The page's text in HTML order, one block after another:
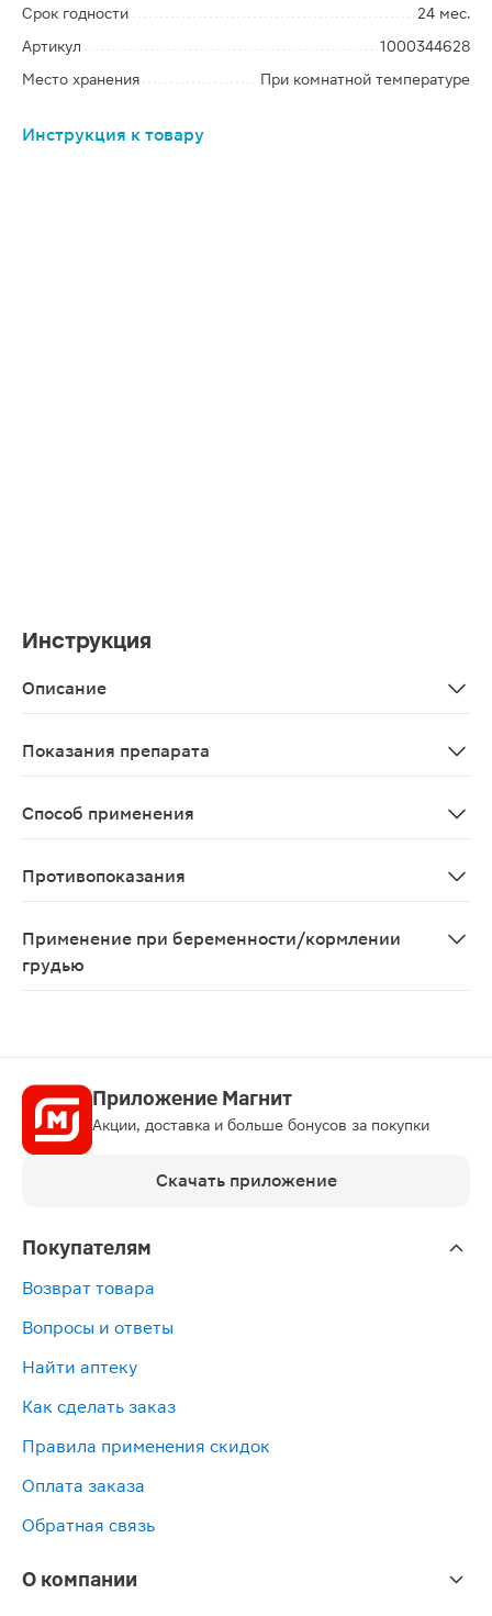
Срок годности
24 мес.
Артикул
1000344628
Место хранения
При комнатной температуре
Инструкция к товару
Инструкция
Описание
Показания препарата
Способ применения
Противопоказания
Применение при беременности/кормлении
грудью
Приложение Магнит
Акции, доставка и больше бонусов за покупки
Скачать приложение
Покупателям
Возврат товара
Вопросы и ответы
Найти аптеку
Как сделать заказ
Правила применения скидок
Оплата заказа
Обратная связь
О компании